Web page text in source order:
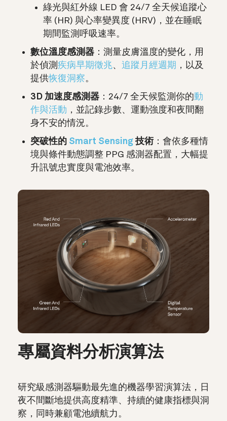
綠光與紅外線 LED 會 24/7 全天候追蹤心
率 (HR) 與心率變異度 (HRV)，並在睡眠
期間監測呼吸速率。
數位溫度感測器 ：測量皮膚溫度的變化，用
於偵測 疾病早期徵兆、 追蹤月經週期 ，以及
提供恢復洞察。
3D 加速度感測器 ：24/7 全天候監測你的動
作與活動 ，並記錄步數、運動強度和夜間翻
身不安的情況。
突破性的 Smart Sensing 技術：會依多種情
境與條件動態調整 PPG 感測器配置，大幅提
升訊號忠實度與電池效率。
專屬資料分析演算法
研究級感測器驅動最先進的機器學習演算法，日
夜不間斷地提供高度精準、持續的健康指標與洞
察，同時兼顧電池續航力。